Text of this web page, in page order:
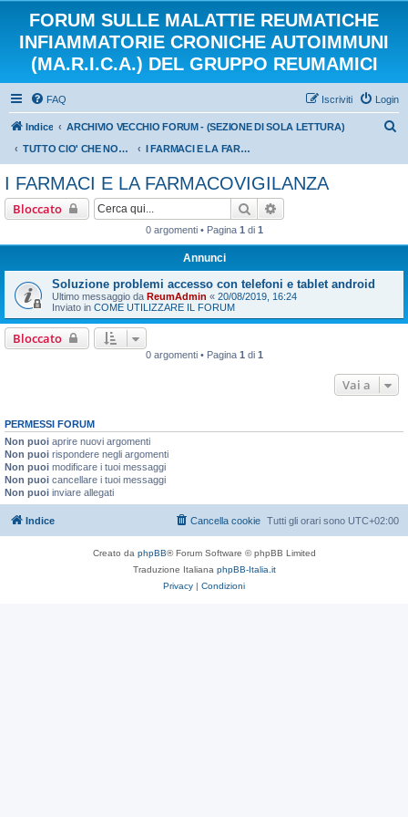
FORUM SULLE MALATTIE REUMATICHE
INFIAMMATORIE CRONICHE AUTOIMMUNI
(MA.R.I.C.A.) DEL GRUPPO REUMAMICI
FAQ Login
Iscriviti
Indice
ARCHIVIO VECCHIO FORUM - (SEZIONE DI SOLA LETTURA)
TUTTO CIO' CHE NON VOGLIAMO DIMENTICARE DEL NOSTRO CARO VECCHIO FORUM
I FARMACI E LA FARMACOVIGILANZA
I FARMACI E LA FARMACOVIGILANZA
Bloccato Cerca
0 argomenti • Pagina 1 di 1
Annunci
Soluzione problemi accesso con telefoni e tablet android
Ultimo messaggio da ReumAdmin « 20/08/2019, 16:24
Inviato in COME UTILIZZARE IL FORUM
Bloccato
0 argomenti • Pagina 1 di 1
Vai a
PERMESSI FORUM
Non puoi aprire nuovi argomenti
Non puoi rispondere negli argomenti
Non puoi modificare i tuoi messaggi
Non puoi cancellare i tuoi messaggi
Non puoi inviare allegati
Indice Tutti gli orari sono UTC+02:00
Cancella cookie
Creato da phpBB® Forum Software © phpBB Limited
Traduzione Italiana phpBB-Italia.it
Privacy | Condizioni